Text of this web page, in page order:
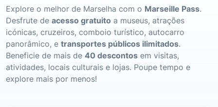
Explore o melhor de Marselha com o Marseille Pass.
Desfrute de acesso gratuito a museus, atrações
icónicas, cruzeiros, comboio turístico, autocarro
panorâmico, e transportes públicos ilimitados.
Beneficie de mais de 40 descontos em visitas,
atividades, locais culturais e lojas. Poupe tempo e
explore mais por menos!